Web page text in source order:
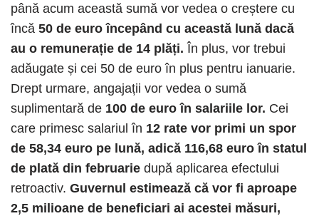
până acum această sumă vor vedea o creștere cu
încă 50 de euro începând cu această lună dacă
au o remunerație de 14 plăți. În plus, vor trebui
adăugate și cei 50 de euro în plus pentru ianuarie.
Drept urmare, angajații vor vedea o sumă
suplimentară de 100 de euro în salariile lor. Cei
care primesc salariul în 12 rate vor primi un spor
de 58,34 euro pe lună, adică 116,68 euro în statul
de plată din februarie după aplicarea efectului
retroactiv. Guvernul estimează că vor fi aproape
2,5 milioane de beneficiari ai acestei măsuri,